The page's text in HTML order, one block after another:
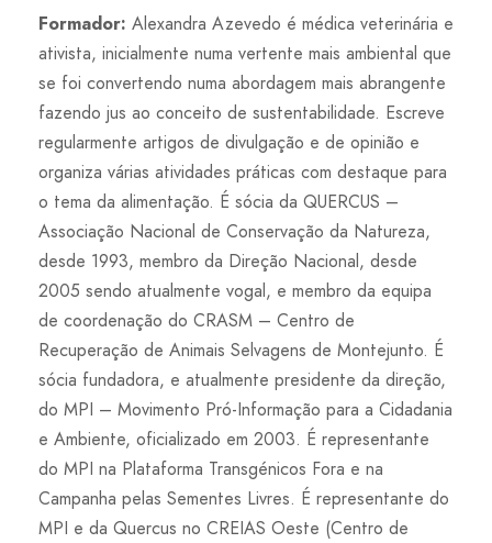
Formador: Alexandra Azevedo é médica veterinária e
ativista, inicialmente numa vertente mais ambiental que
se foi convertendo numa abordagem mais abrangente
fazendo jus ao conceito de sustentabilidade. Escreve
regularmente artigos de divulgação e de opinião e
organiza várias atividades práticas com destaque para
o tema da alimentação. É sócia da QUERCUS –
Associação Nacional de Conservação da Natureza,
desde 1993, membro da Direção Nacional, desde
2005 sendo atualmente vogal, e membro da equipa
de coordenação do CRASM – Centro de
Recuperação de Animais Selvagens de Montejunto. É
sócia fundadora, e atualmente presidente da direção,
do MPI – Movimento Pró-Informação para a Cidadania
e Ambiente, oficializado em 2003. É representante
do MPI na Plataforma Transgénicos Fora e na
Campanha pelas Sementes Livres. É representante do
MPI e da Quercus no CREIAS Oeste (Centro de